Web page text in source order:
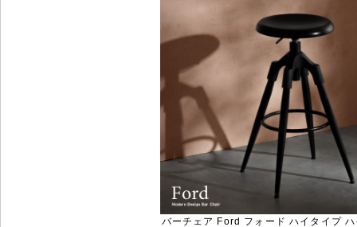
バーチェア Ford フォード ハイタイプ